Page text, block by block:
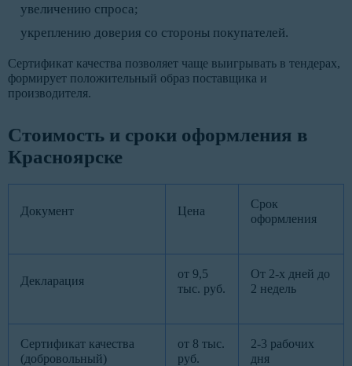
увеличению спроса;
укреплению доверия со стороны покупателей.
Сертификат качества позволяет чаще выигрывать в тендерах,
формирует положительный образ поставщика и
производителя.
Стоимость и сроки оформления в
Красноярске
Документ Цена
Срок
оформления
Декларация
от 9,5
тыс. руб.
От 2-х дней до
2 недель
Сертификат качества
(добровольный)
от 8 тыс.
руб.
2-3 рабочих
дня